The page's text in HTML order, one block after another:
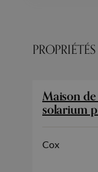
Maison
solarium
Cox